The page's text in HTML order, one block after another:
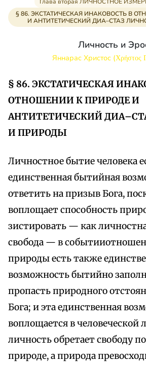
§ 86. ЭКСТАТИЧЕСКАЯ ИНАКОВОСТЬ В
И АНТИТЕТИЧЕСКИЙ ДИА–СТАЗ
Личность и
Яннарас Христос (Χρήστος
§ 86. ЭКСТАТИЧЕСКАЯ
ОТНОШЕНИИ К ПРИРОДЕ И
АНТИТЕТИЧЕСКИЙ
И ПРИРОДЫ
Личностное бытие человека
единственная бытийная
ответить на призыв Бога,
воплощает способность
зистировать — как
свобода — в
природы есть также
возможность бытийно
пропасть природного
Бога; и эта единственная
воплощается в человеческой
личность обретает свободу
природе, а природа